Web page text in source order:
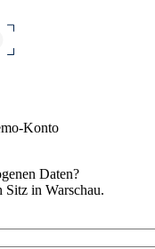
Konto
Daten?
in Warschau.